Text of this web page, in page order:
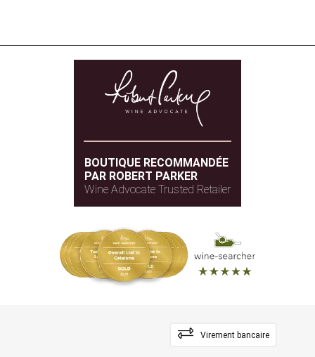
BOUTIQUE RECOMMANDÉE
PAR ROBERT PARKER
Wine Advocate Trusted Retailer
Virement bancaire